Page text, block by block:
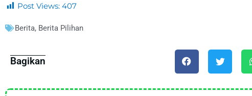
Post Views: 407
Berita, Berita Pilihan
Bagikan